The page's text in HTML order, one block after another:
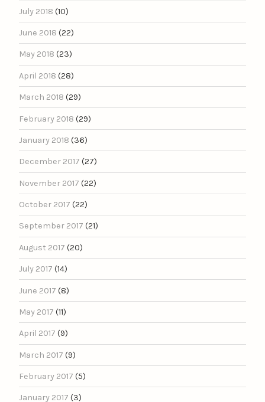
July 2018 (10)
June 2018 (22)
May 2018 (23)
April 2018 (28)
March 2018 (29)
February 2018 (29)
January 2018 (36)
December 2017 (27)
November 2017 (22)
October 2017 (22)
September 2017 (21)
August 2017 (20)
July 2017 (14)
June 2017 (8)
May 2017 (11)
April 2017 (9)
March 2017 (9)
February 2017 (5)
January 2017 (3)